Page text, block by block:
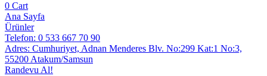
0 Cart
Ana Sayfa
Ürünler
Telefon: 0 533 667 70 90
Adres: Cumhuriyet, Adnan Menderes Blv. No:299 Kat:1 No:3,
55200 Atakum/Samsun
Randevu Al!